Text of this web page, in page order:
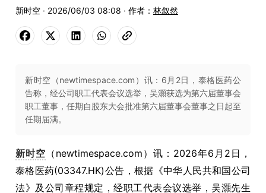
新时空 · 2026/06/03 08:08 · 作者： 林叙然
新时空（newtimespace.com）讯：6月2日，泰格医药公
告称，经公司职工代表会议选举，吴灝获选为第六届董事会
职工董事，任期自股东大会批准第六届董事会董事之日起至
任期届满。
新时空 （newtimespace.com）讯：2026年6月2日，
泰格医药(03347.HK)公告，根据《中华人民共和国公司
法》及公司章程规定，经职工代表会议选举，吴灝先生